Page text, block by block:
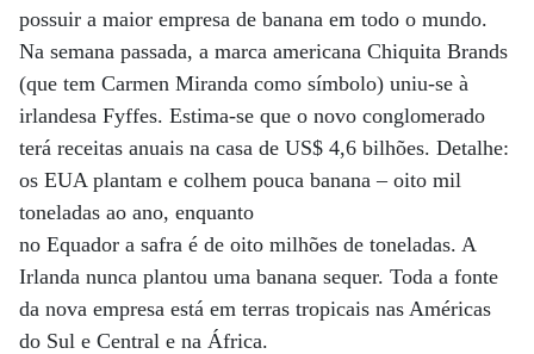
possuir a maior empresa de banana em todo o mundo.
Na semana passada, a marca americana Chiquita Brands
(que tem Carmen Miranda como símbolo) uniu-se à
irlandesa Fyffes. Estima-se que o novo conglomerado
terá receitas anuais na casa de US$ 4,6 bilhões. Detalhe:
os EUA plantam e colhem pouca banana – oito mil
toneladas ao ano, enquanto
no Equador a safra é de oito milhões de toneladas. A
Irlanda nunca plantou uma banana sequer. Toda a fonte
da nova empresa está em terras tropicais nas Américas
do Sul e Central e na África.